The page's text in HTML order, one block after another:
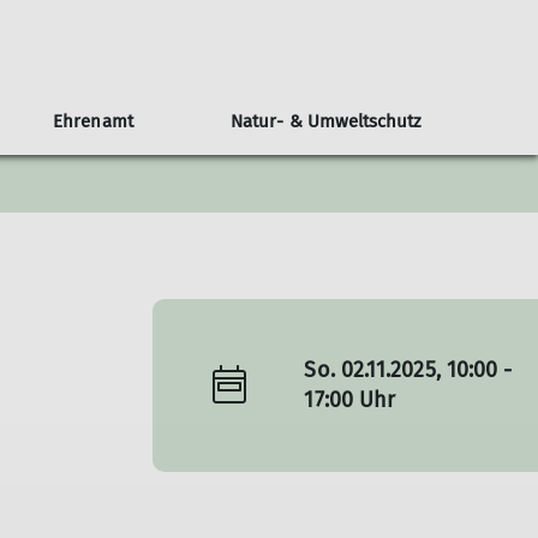
Personen
Veranstaltungskalender
Kontakt News vom Klettern
Kinder und Jugend - Die JDAV
FAQ-Jugend
Jugendleiter*innen
Ehrenamt Natur- & Umweltschutz
Naturverträglich unterwegs
So. 02.11.2025, 10:00 -
17:00 Uhr